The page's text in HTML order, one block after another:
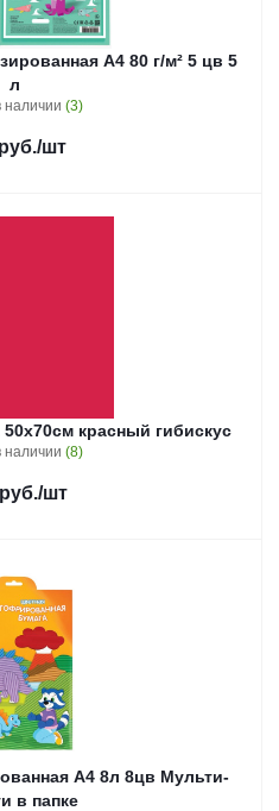
A4 80 г/м² 5 цв 5
л
наличии (3)
руб./шт
красный гибискус
наличии (8)
/шт
А4 8л 8цв Мульти-
в папке